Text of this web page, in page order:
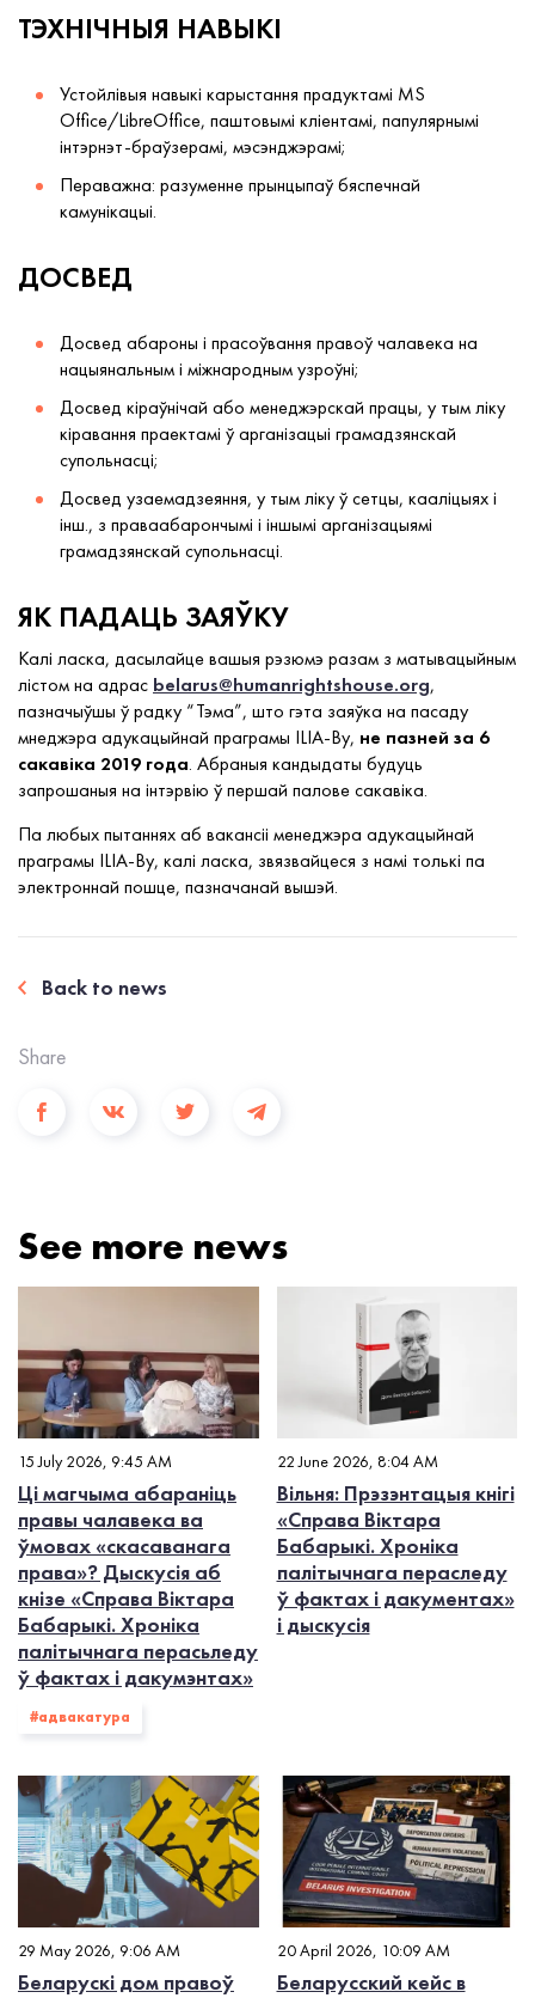
ТЭХНІЧНЫЯ НАВЫКІ
Устойлівыя навыкі карыстання прадуктамі MS
Office/LibreOffice, паштовымі кліентамі, папулярнымі
інтэрнэт-браўзерамі, мэсэнджэрамі;
Пераважна: разуменне прынцыпаў бяспечнай
камунікацыі.
ДОСВЕД
Досвед абароны і прасоўвання правоў чалавека на
нацыянальным і міжнародным узроўні;
Досвед кіраўнічай або менеджэрскай працы, у тым ліку
кіравання праектамі ў арганізацыі грамадзянскай
супольнасці;
Досвед узаемадзеяння, у тым ліку ў сетцы, кааліцыях і
інш., з праваабарончымі і іншымі арганізацыямі
грамадзянскай супольнасці.
ЯК ПАДАЦЬ ЗАЯЎКУ
Калі ласка, дасылайце вашыя рэзюмэ разам з матывацыйным
лістом на адрас belarus@humanrightshouse.org,
пазначыўшы ў радку “Тэма”, што гэта заяўка на пасаду
мнеджэра адукацыйнай праграмы ILIA-By, не пазней за 6
сакавіка 2019 года. Абраныя кандыдаты будуць
запрошаныя на інтэрвію ў першай палове сакавіка.
Па любых пытаннях аб вакансіі менеджэра адукацыйнай
праграмы ILIA-By, калі ласка, звязвайцеся з намі толькі па
электроннай пошце, пазначанай вышэй.
Back to news
Share
See more news
15 July 2026, 9:45 AM
Ці магчыма абараніць
правы чалавека ва
ўмовах «скасаванага
права»? Дыскусія аб
кнізе «Справа Віктара
Бабарыкі. Хроніка
палітычнага перасьледу
ў фактах і дакумэнтах»
#адвакатура
22 June 2026, 8:04 AM
Вільня: Прэзэнтацыя кнігі
«Справа Віктара
Бабарыкі. Хроніка
палітычнага пераследу
ў фактах і дакументах»
і дыскусія
29 May 2026, 9:06 AM
Беларускі дом правоў
20 April 2026, 10:09 AM
Беларусский кейс в